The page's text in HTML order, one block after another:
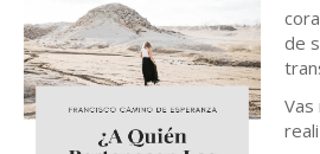
de
Vas